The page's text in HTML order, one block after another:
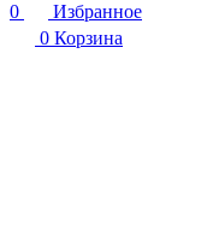
0
Избранное
0 Корзина